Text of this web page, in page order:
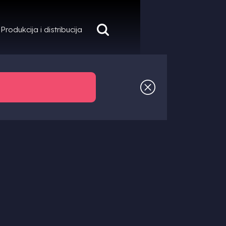
Produkcija i distribucija